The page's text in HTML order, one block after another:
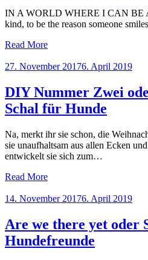
IN A WORLD WHERE I CAN
kind, to be the reason someone
Read More
Posted
27. November 20176. April 2019
DIY Nummer Zwei
Schal für Hunde
Na, merkt ihr sie schon, die
sie unaufhaltsam aus allen Ecken
entwickelt sie sich zum…
Read More
Posted
14. November 20176. April 2019
Are we there yet oder
Hundefreunde